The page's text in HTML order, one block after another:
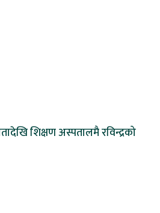
शिक्षण अस्पतालमै रविन्द्रको